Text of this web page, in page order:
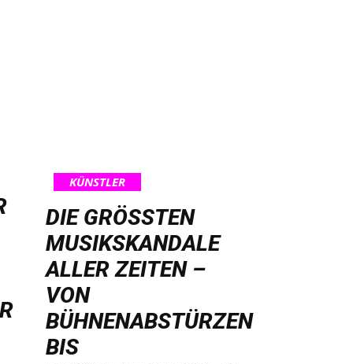
KÜNSTLER
DIE GRÖSSTEN M
USIKSKANDALE A
LLER ZEITEN – V
ON B
ÜHNENABSTÜRZEN B
IS D